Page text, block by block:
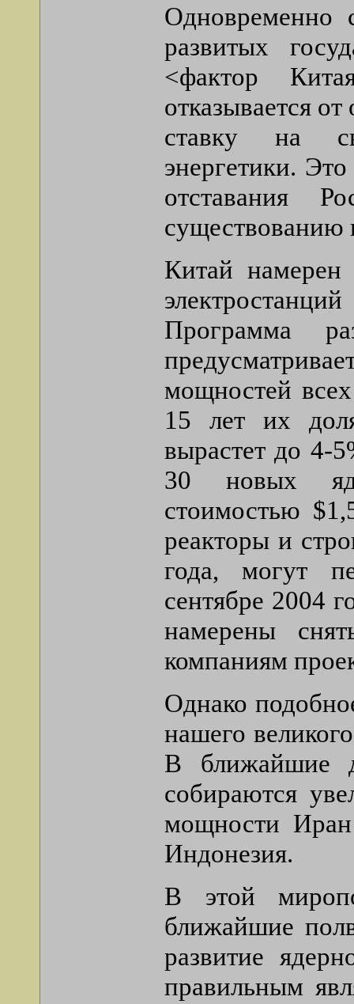
развитых
<фактор
отказывается
ставку на
энергетики.
отставания
существованию
Китай намерен
Программа
мощностей
15 лет их
вырастет до 4-
30 новых
стоимостью
реакторы и
года, могут
сентябре 2004
намерены
компаниям
Однако
нашего
В ближайшие
собираются
мощности
Индонезия.
В этой
ближайшие
развитие
правильным